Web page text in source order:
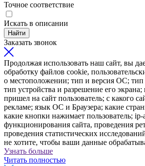
Точное соответствие
Искать в описании
Найти
Заказать звонок
Продолжая использовать наш сайт, вы
обработку файлов cookie,
о местоположении; тип и версия ОС; тип
тип устройства и разрешение его экрана;
пришел на сайт пользователь; с какого
рекламе; язык ОС и Браузера; какие
какие кнопки нажимает пользователь; ip-
функционирования сайта, проведения
проведения статистических
не хотите, чтобы ваши данные
Узнать больше
Читать полностью